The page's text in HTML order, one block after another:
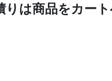
りは商品をカー